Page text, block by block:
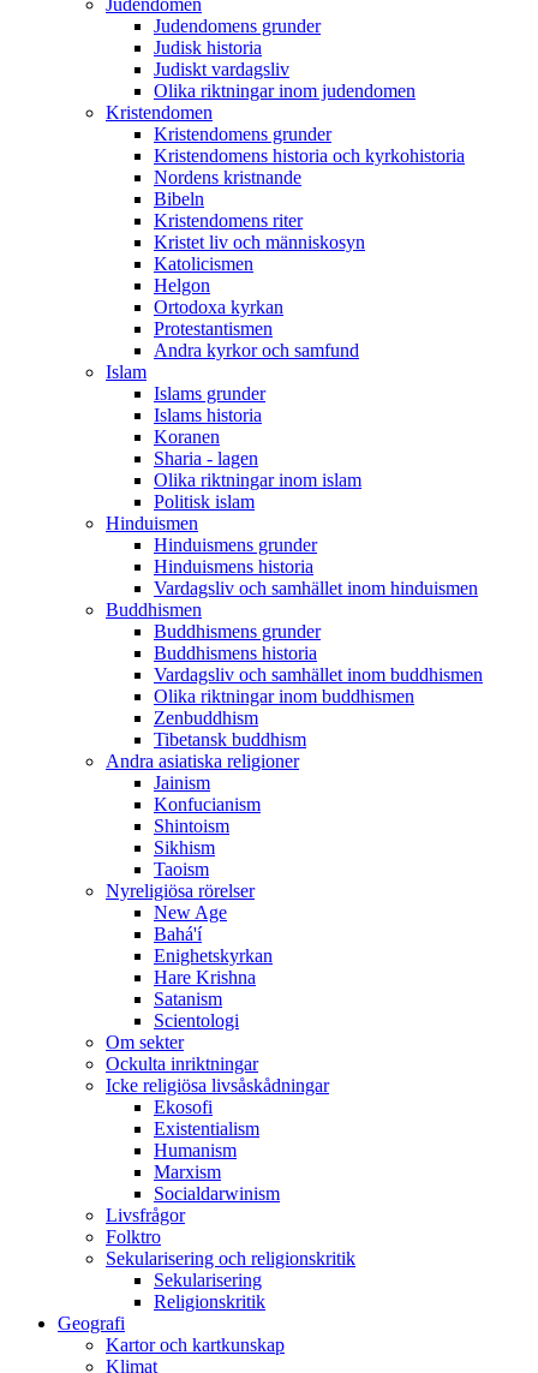
Judendomens grunder
Judisk historia
Judiskt vardagsliv
Olika riktningar inom judendomen
Kristendomen
Kristendomens grunder
Kristendomens historia och kyrkohistoria
Nordens kristnande
Bibeln
Kristendomens riter
Kristet liv och människosyn
Katolicismen
Helgon
Ortodoxa kyrkan
Protestantismen
Andra kyrkor och samfund
Islam
Islams grunder
Islams historia
Koranen
Sharia - lagen
Olika riktningar inom islam
Politisk islam
Hinduismen
Hinduismens grunder
Hinduismens historia
Vardagsliv och samhället inom hinduismen
Buddhismen
Buddhismens grunder
Buddhismens historia
Vardagsliv och samhället inom buddhismen
Olika riktningar inom buddhismen
Zenbuddhism
Tibetansk buddhism
Andra asiatiska religioner
Jainism
Konfucianism
Shintoism
Sikhism
Taoism
Nyreligiösa rörelser
New Age
Bahá'í
Enighetskyrkan
Hare Krishna
Satanism
Scientologi
Om sekter
Ockulta inriktningar
Icke religiösa livsåskådningar
Ekosofi
Existentialism
Humanism
Marxism
Socialdarwinism
Livsfrågor
Folktro
Sekularisering och religionskritik
Sekularisering
Religionskritik
Geografi
Kartor och kartkunskap
Klimat